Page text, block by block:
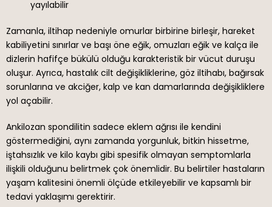
yayılabilir
Zamanla, iltihap nedeniyle omurlar birbirine birleşir, hareket
kabiliyetini sınırlar ve başı öne eğik, omuzları eğik ve kalça ile
dizlerin hafifçe bükülü olduğu karakteristik bir vücut duruşu
oluşur. Ayrıca, hastalık cilt değişikliklerine, göz iltihabı, bağırsak
sorunlarına ve akciğer, kalp ve kan damarlarında değişikliklere
yol açabilir.
Ankilozan spondilitin sadece eklem ağrısı ile kendini
göstermediğini, aynı zamanda yorgunluk, bitkin hissetme,
iştahsızlık ve kilo kaybı gibi spesifik olmayan semptomlarla
ilişkili olduğunu belirtmek çok önemlidir. Bu belirtiler hastaların
yaşam kalitesini önemli ölçüde etkileyebilir ve kapsamlı bir
tedavi yaklaşımı gerektirir.